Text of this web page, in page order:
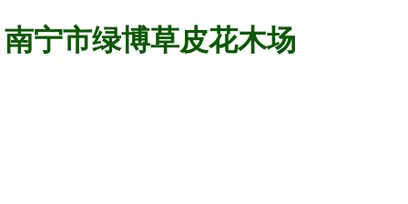
南宁市绿博草皮花木场